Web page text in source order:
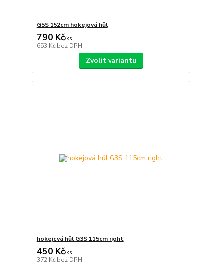
G5S 152cm hokejová hůl
790 Kč/ks
653 Kč bez DPH
Zvolit variantu
hokejová hůl G3S 115cm right
450 Kč/ks
372 Kč bez DPH